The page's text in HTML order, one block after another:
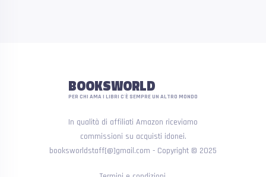
BOOKSWORLD
PER CHI AMA I LIBRI C'È SEMPRE UN ALTRO MONDO
In qualità di affiliati Amazon riceviamo
commissioni su acquisti idonei.
booksworldstaff[@]gmail.com - Copyright © 2025